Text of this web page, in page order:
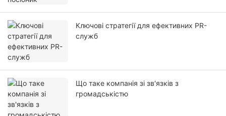
Ключові стратегії для ефективних PR-
служб
Що таке компанія зі зв'язків з
громадськістю